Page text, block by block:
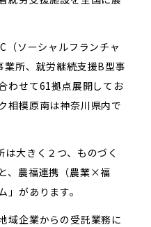
（ソーシャルフランチャ
所、就労継続支援B型事
わせて61拠点展開してお
相模原南は神奈川県内で
大きく２つ、ものづく
、農福連携（農業×福
があります。
域企業からの受託業務に